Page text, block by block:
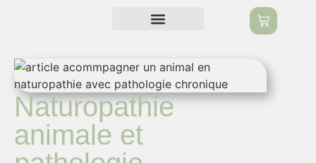
Naturopathie
animale et